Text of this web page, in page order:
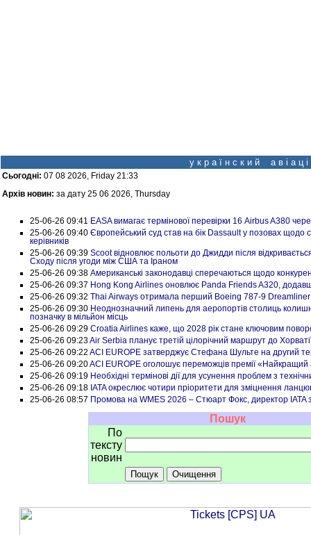
у к р а ї н с к и й а в і а
Сьогодні: 07 08 2026, Friday 21:33
Архів новин: за дату 25 06 2026, Thursday
25-06-26 09:41 EASA вимагає термінової перевірки 16 Airbus A380
25-06-26 09:40 Європейський суд став на бік Dassault у позовах щодо
керівників
25-06-26 09:39 Scoot відновлює польоти до Джидди після
Сходу після угоди між США та Іраном
25-06-26 09:38 Американські законодавці сперечаються щодо
25-06-26 09:37 Hong Kong Airlines оновлює Panda Friends A320,
25-06-26 09:32 Thai Airways отримала перший Boeing 787-9 Dreamliner
25-06-26 09:30 Неоднозначний липень для аеропортів столиць
позначку в мільйон місць
25-06-26 09:29 Croatia Airlines каже, що 2028 рік стане ключовим
25-06-26 09:23Air Serbia планує третій цілорічний маршрут до
25-06-26 09:22 ACI EUROPE затверджує Стефана Шульте на другий
25-06-26 09:20ACI EUROPE оголошує переможців премії «Найкращий
25-06-26 09:19 Необхідні термінові дії для усунення проблем з
25-06-26 09:18 IATA окреслює чотири пріоритети для зміцнення
25-06-26 08:57 Промова на WMES 2026 – Стюарт Фокс, директор IATA
Пошук
По
тексту
новин